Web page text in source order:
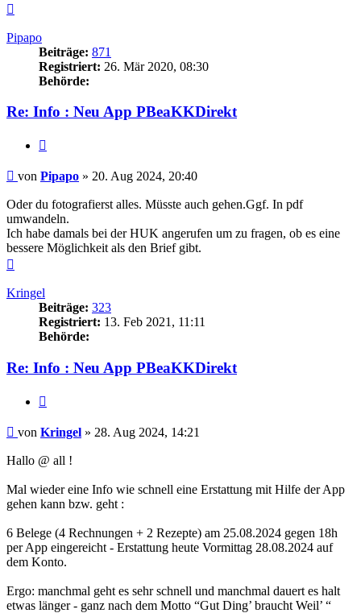
Pipapo
Beiträge: 871
Registriert: 26. Mär 2020, 08:30
Behörde:
Re: Info : Neu App PBeaKKDirekt
Beitrag
von Pipapo » 20. Aug 2024, 20:40
Oder du fotografierst alles. Müsste auch gehen.Ggf. In pdf
umwandeln.
Ich habe damals bei der HUK angerufen um zu fragen, ob es eine
bessere Möglichkeit als den Brief gibt.
Kringel
Beiträge: 323
Registriert: 13. Feb 2021, 11:11
Behörde:
Re: Info : Neu App PBeaKKDirekt
Beitrag
von Kringel » 28. Aug 2024, 14:21
Hallo @ all !
Mal wieder eine Info wie schnell eine Erstattung mit Hilfe der App
gehen kann bzw. geht :
6 Belege (4 Rechnungen + 2 Rezepte) am 25.08.2024 gegen 18h
per App eingereicht - Erstattung heute Vormittag 28.08.2024 auf
dem Konto.
Ergo: manchmal geht es sehr schnell und manchmal dauert es halt
etwas länger - ganz nach dem Motto “Gut Ding’ braucht Weil’ “